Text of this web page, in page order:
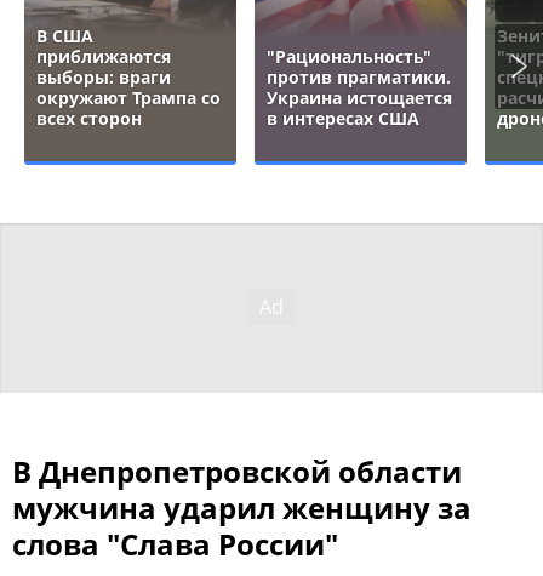
В США
приближаются
выборы: враги
окружают Трампа со
всех сторон
"Рациональность"
против прагматики.
Украина истощается
в интересах США
В Днепропетровской области
мужчина ударил женщину за
слова "Слава России"